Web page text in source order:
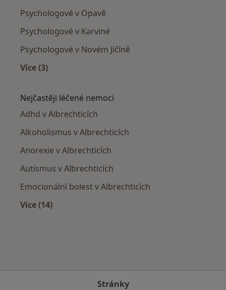
Psychologové v Opavě
Psychologové v Karviné
Psychologové v Novém Jičíně
Více (3)
Nejčastěji léčené nemoci
Adhd v Albrechticích
Alkoholismus v Albrechticích
Anorexie v Albrechticích
Autismus v Albrechticích
Emocionální bolest v Albrechticích
Více (14)
Stránky